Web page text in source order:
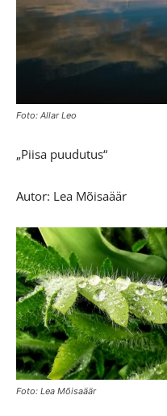
Foto: Allar Leo
„Piisa puudutus“
Autor: Lea Mõisaäär
Foto: Lea Mõisaäär